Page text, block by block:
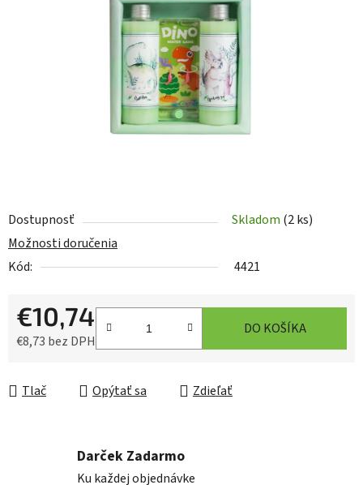
Dostupnosť Skladom (2 ks)
Možnosti doručenia
Kód:
4421
€10,74
€8,73 bez DPH
DO KOŠÍKA
Tlač Opýtať sa Zdieľať
Darček Zadarmo
Ku každej objednávke